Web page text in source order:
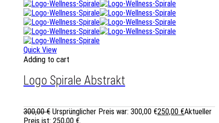
Quick View
Adding to cart
Logo Spirale Abstrakt
300,00€ Ursprünglicher Preis war: 300,00 €250,00 €Aktueller
Preis ist: 250,00 €.